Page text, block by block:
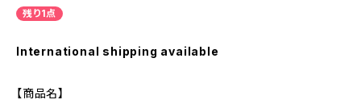
残り1点
International shipping available
【商品名】